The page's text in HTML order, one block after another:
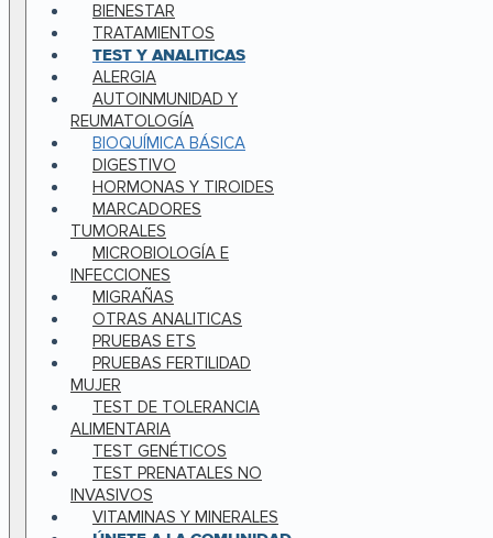
BIENESTAR
TRATAMIENTOS
TEST Y ANALITICAS
ALERGIA
AUTOINMUNIDAD Y
REUMATOLOGÍA
BIOQUÍMICA BÁSICA
DIGESTIVO
HORMONAS Y TIROIDES
MARCADORES
TUMORALES
MICROBIOLOGÍA E
INFECCIONES
MIGRAÑAS
OTRAS ANALITICAS
PRUEBAS ETS
PRUEBAS FERTILIDAD
MUJER
TEST DE TOLERANCIA
ALIMENTARIA
TEST GENÉTICOS
TEST PRENATALES NO
INVASIVOS
VITAMINAS Y MINERALES